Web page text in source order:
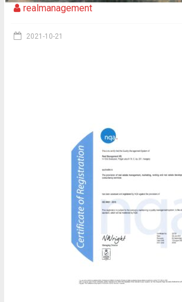
realmanagement
2021-10-21